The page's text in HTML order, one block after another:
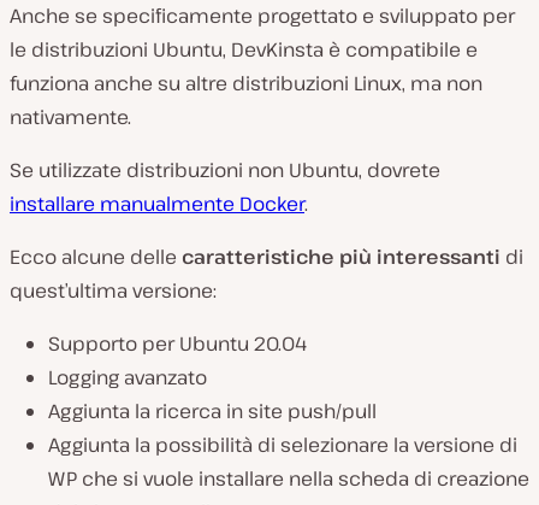
Anche se specificamente progettato e sviluppato per
le distribuzioni Ubuntu, DevKinsta è compatibile e
funziona anche su altre distribuzioni Linux, ma non
nativamente.
Se utilizzate distribuzioni non Ubuntu, dovrete
installare manualmente Docker.
Ecco alcune delle caratteristiche più interessanti di
quest’ultima versione:
Supporto per Ubuntu 20.04
Logging avanzato
Aggiunta la ricerca in site push/pull
Aggiunta la possibilità di selezionare la versione di
WP che si vuole installare nella scheda di creazione